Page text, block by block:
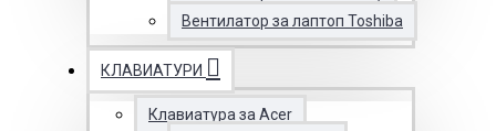
Вентилатор за лаптоп Toshiba
КЛАВИАТУРИ
Клавиатура за Acer